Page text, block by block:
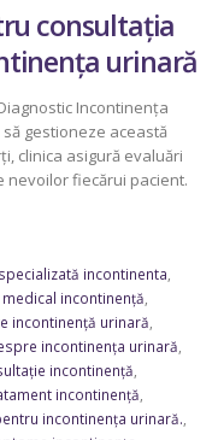
consultația
urinară
Incontinența
gestioneze această
clinica asigură evaluări
nevoilor fiecărui pacient.
incontinenta
incontinență
incontinență urinară
incontinența urinară
incontinență
incontinență
incontinența urinară.